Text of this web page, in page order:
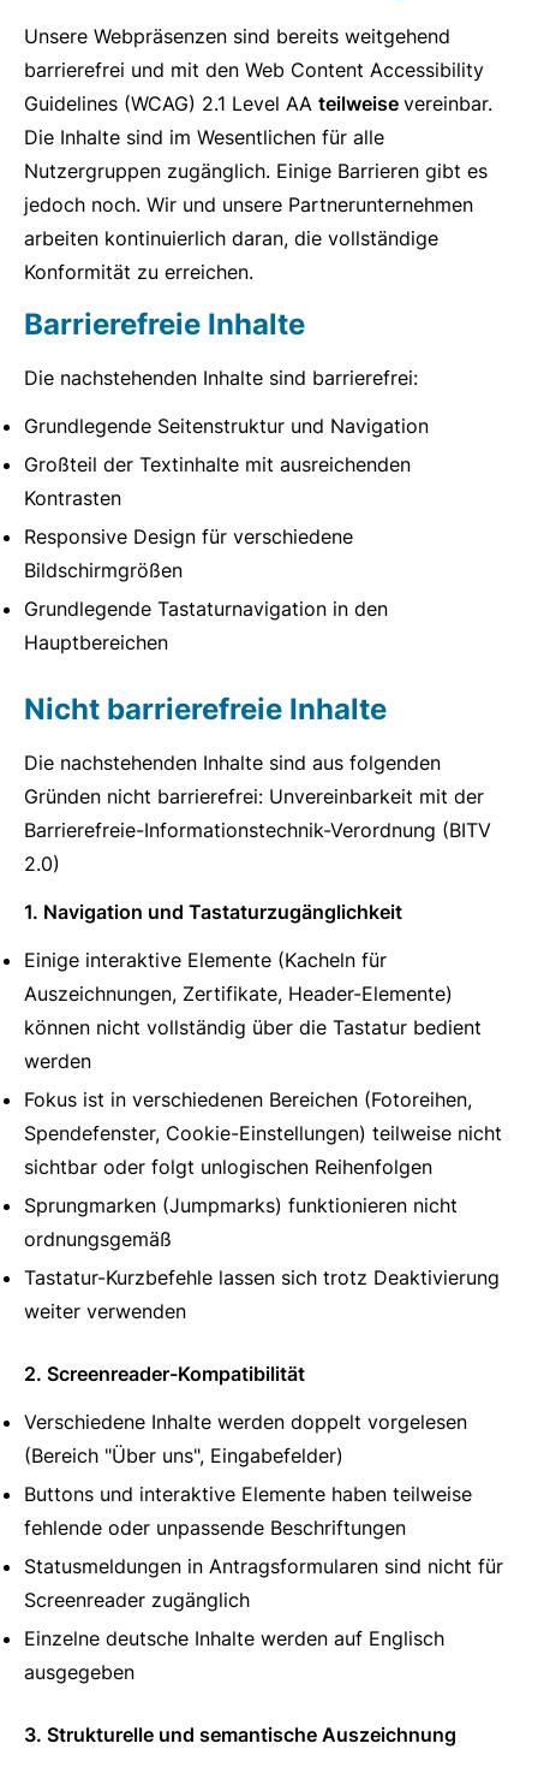
Unsere Webpräsenzen sind bereits weitgehend
barrierefrei und mit den Web Content Accessibility
Guidelines (WCAG) 2.1 Level AA teilweise vereinbar.
Die Inhalte sind im Wesentlichen für alle
Nutzergruppen zugänglich. Einige Barrieren gibt es
jedoch noch. Wir und unsere Partnerunternehmen
arbeiten kontinuierlich daran, die vollständige
Konformität zu erreichen.
Barrierefreie Inhalte
Die nachstehenden Inhalte sind barrierefrei:
Grundlegende Seitenstruktur und Navigation
Großteil der Textinhalte mit ausreichenden
Kontrasten
Responsive Design für verschiedene
Bildschirmgrößen
Grundlegende Tastaturnavigation in den
Hauptbereichen
Nicht barrierefreie Inhalte
Die nachstehenden Inhalte sind aus folgenden
Gründen nicht barrierefrei: Unvereinbarkeit mit der
Barrierefreie-Informationstechnik-Verordnung (BITV
2.0)
1. Navigation und Tastaturzugänglichkeit
Einige interaktive Elemente (Kacheln für
Auszeichnungen, Zertifikate, Header-Elemente)
können nicht vollständig über die Tastatur bedient
werden
Fokus ist in verschiedenen Bereichen (Fotoreihen,
Spendefenster, Cookie-Einstellungen) teilweise nicht
sichtbar oder folgt unlogischen Reihenfolgen
Sprungmarken (Jumpmarks) funktionieren nicht
ordnungsgemäß
Tastatur-Kurzbefehle lassen sich trotz Deaktivierung
weiter verwenden
2. Screenreader-Kompatibilität
Verschiedene Inhalte werden doppelt vorgelesen
(Bereich "Über uns", Eingabefelder)
Buttons und interaktive Elemente haben teilweise
fehlende oder unpassende Beschriftungen
Statusmeldungen in Antragsformularen sind nicht für
Screenreader zugänglich
Einzelne deutsche Inhalte werden auf Englisch
ausgegeben
3. Strukturelle und semantische Auszeichnung